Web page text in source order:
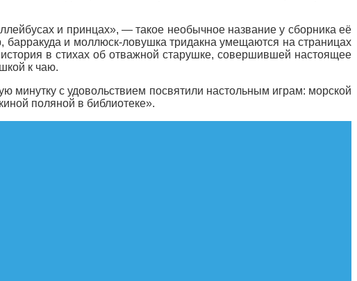
и принцах», — такое необычное название у сборника её
и моллюск-ловушка тридакна умещаются на страницах
в стихах об отважной старушке, совершившей настоящее
к чаю.
минутку с удовольствием посвятили настольным играм: морской
поляной в библиотеке».